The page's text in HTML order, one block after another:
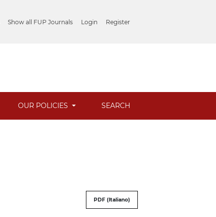
Show all FUP Journals Login Register
OUR POLICIES SEARCH
PDF (Italiano)